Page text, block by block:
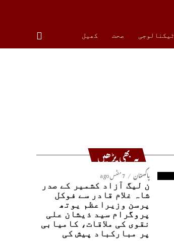
ٹیکنالوجی صحت کھیل
یہ بھی پڑھیں
پاکستان 7 منٹس ago
ن لیگ آزاد کشمیر کے صدر
شاہ غلام قادر سے فوکل
پرسن وزیراعظم یوتھ
پروگرام سید ذیشان علی
نقوی کی ملاقات، کامیابی
پر مبارکباد پیش کی